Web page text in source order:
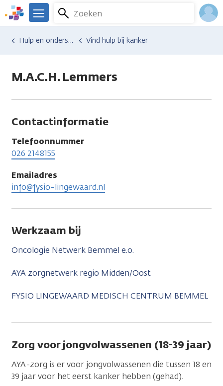
Overslaan
en
naar
We
er
Kanker.nl
Zoeken
Menu
Hulp en ondersteuning Vind hulp bij kanker
M.A.C.H. Lemmers
Contactinformatie
Telefoonnummer
026 2148155
Emailadres
info@fysio-lingewaard.nl
Werkzaam bij
Oncologie Netwerk Bemmel e.o.
AYA zorgnetwerk regio Midden/Oost
FYSIO LINGEWAARD MEDISCH CENTRUM BEMMEL
Zorg voor jongvolwassenen (18-39 jaar)
AYA-zorg is er voor jongvolwassenen die tussen 18 en
39 jaar voor het eerst kanker hebben (gehad).